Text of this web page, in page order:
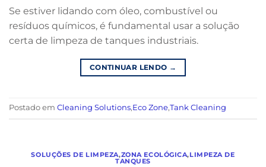
Se estiver lidando com óleo, combustível ou
resíduos químicos, é fundamental usar a solução
certa de limpeza de tanques industriais.
CONTINUAR LENDO →
Postado em Cleaning Solutions,Eco Zone,Tank Cleaning
SOLUÇÕES DE LIMPEZA,ZONA ECOLÓGICA,LIMPEZA DE
TANQUES